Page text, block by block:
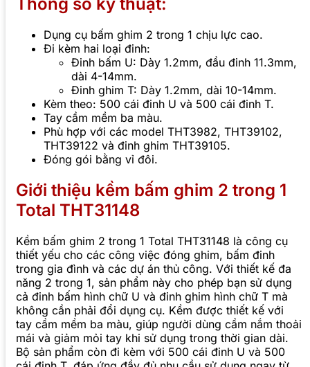
Dụng cụ bấm ghim 2 trong 1 chịu lực cao.
Đi kèm hai loại đinh:
Đinh bấm U: Dày 1.2mm, đầu đinh 11.3mm,
dài 4-14mm.
Đinh ghim T: Dày 1.2mm, dài 10-14mm.
Kèm theo: 500 cái đinh U và 500 cái đinh T.
Tay cầm mềm ba màu.
Phù hợp với các model THT3982, THT39102,
THT39122 và đinh ghim THT39105.
Đóng gói bằng vỉ đôi.
Giới thiệu kềm bấm ghim 2 trong 1
Total THT31148
Kềm bấm ghim 2 trong 1 Total THT31148 là công cụ
thiết yếu cho các công việc đóng ghim, bấm đinh
trong gia đình và các dự án thủ công. Với thiết kế đa
năng 2 trong 1, sản phẩm này cho phép bạn sử dụng
cả đinh bấm hình chữ U và đinh ghim hình chữ T mà
không cần phải đổi dụng cụ. Kềm được thiết kế với
tay cầm mềm ba màu, giúp người dùng cầm nắm thoải
mái và giảm mỏi tay khi sử dụng trong thời gian dài.
Bộ sản phẩm còn đi kèm với 500 cái đinh U và 500